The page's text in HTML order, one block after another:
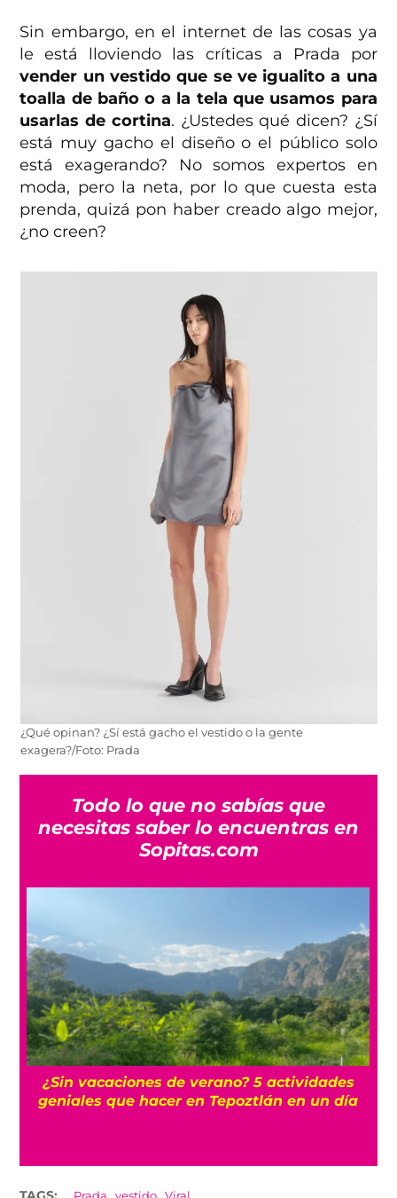
Sin embargo, en el internet de las cosas ya
le está lloviendo las críticas a Prada por
vender un vestido que se ve igualito a una
toalla de baño o a la tela que usamos para
usarlas de cortina. ¿Ustedes qué dicen? ¿Sí
está muy gacho el diseño o el público solo
está exagerando? No somos expertos en
moda, pero la neta, por lo que cuesta esta
prenda, quizá pon haber creado algo mejor,
¿no creen?
¿Qué opinan? ¿Sí está gacho el vestido o la gente
exagera?/Foto: Prada
Todo lo que no sabías que
necesitas saber lo encuentras en
Sopitas.com
¿Sin vacaciones de verano? 5 actividades
geniales que hacer en Tepoztlán en un día